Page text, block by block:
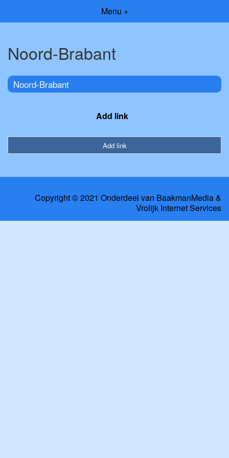
Menu +
Noord-Brabant
Noord-Brabant
Add link
Add link
Copyright © 2021 Onderdeel van BaakmanMedia&
Vrolijk Internet Services